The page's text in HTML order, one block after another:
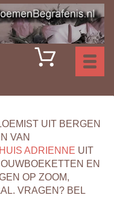
UIT BERGEN
VAN
ADRIENNE UIT
EN
OP ZOOM,
VRAGEN? BEL